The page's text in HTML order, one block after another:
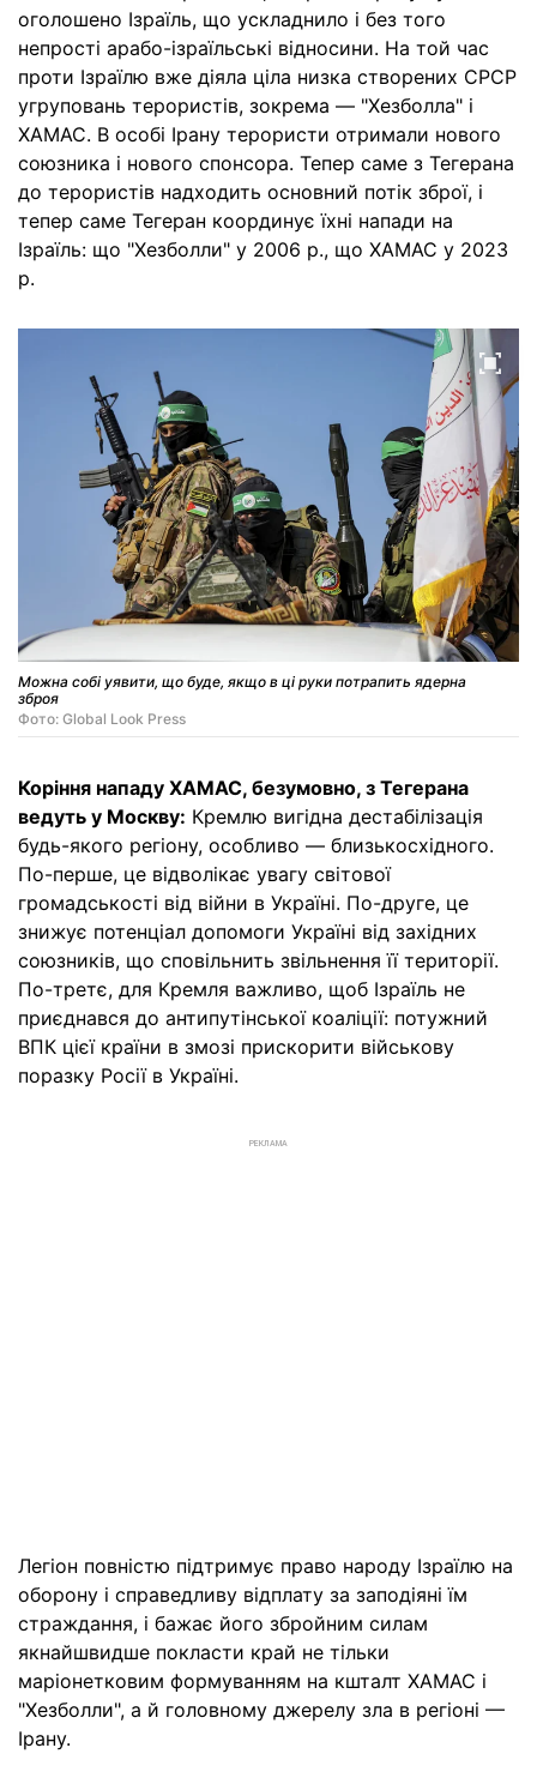
оголошено Ізраїль, що ускладнило і без того
непрості арабо-ізраїльські відносини. На той час
проти Ізраїлю вже діяла ціла низка створених СРСР
угруповань терористів, зокрема — "Хезболла" і
ХАМАС. В особі Ірану терористи отримали нового
союзника і нового спонсора. Тепер саме з Тегерана
до терористів надходить основний потік зброї, і
тепер саме Тегеран координує їхні напади на
Ізраїль: що "Хезболли" у 2006 р., що ХАМАС у 2023
р.
Можна собі уявити, що буде, якщо в ці руки потрапить ядерна
зброя
Фото: Global Look Press
Коріння нападу ХАМАС, безумовно, з Тегерана
ведуть у Москву: Кремлю вигідна дестабілізація
будь-якого регіону, особливо — близькосхідного.
По-перше, це відволікає увагу світової
громадськості від війни в Україні. По-друге, це
знижує потенціал допомоги Україні від західних
союзників, що сповільнить звільнення її території.
По-третє, для Кремля важливо, щоб Ізраїль не
приєднався до антипутінської коаліції: потужний
ВПК цієї країни в змозі прискорити військову
поразку Росії в Україні.
РЕКЛАМА
Легіон повністю підтримує право народу Ізраїлю на
оборону і справедливу відплату за заподіяні їм
страждання, і бажає його збройним силам
якнайшвидше покласти край не тільки
маріонетковим формуванням на кшталт ХАМАС і
"Хезболли", а й головному джерелу зла в регіоні —
Ірану.